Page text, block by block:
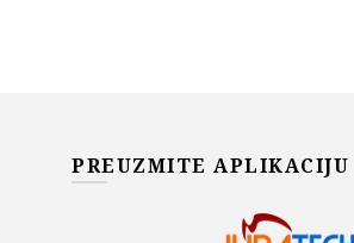
PREUZMITE APLIKACIJU